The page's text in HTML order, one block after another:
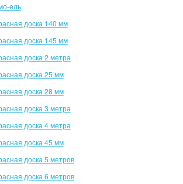
ель
доска 140 мм
доска 145 мм
доска 2 метра
доска 25 мм
доска 28 мм
доска 3 метра
доска 4 метра
доска 45 мм
доска 5 метров
доска 6 метров